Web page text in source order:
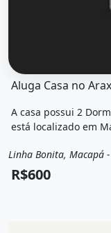
O imóvel
Aluga Casa no
A casa possui 2
está localizado em
Venda Casa
Linha Bonita, Macapá -
R$600